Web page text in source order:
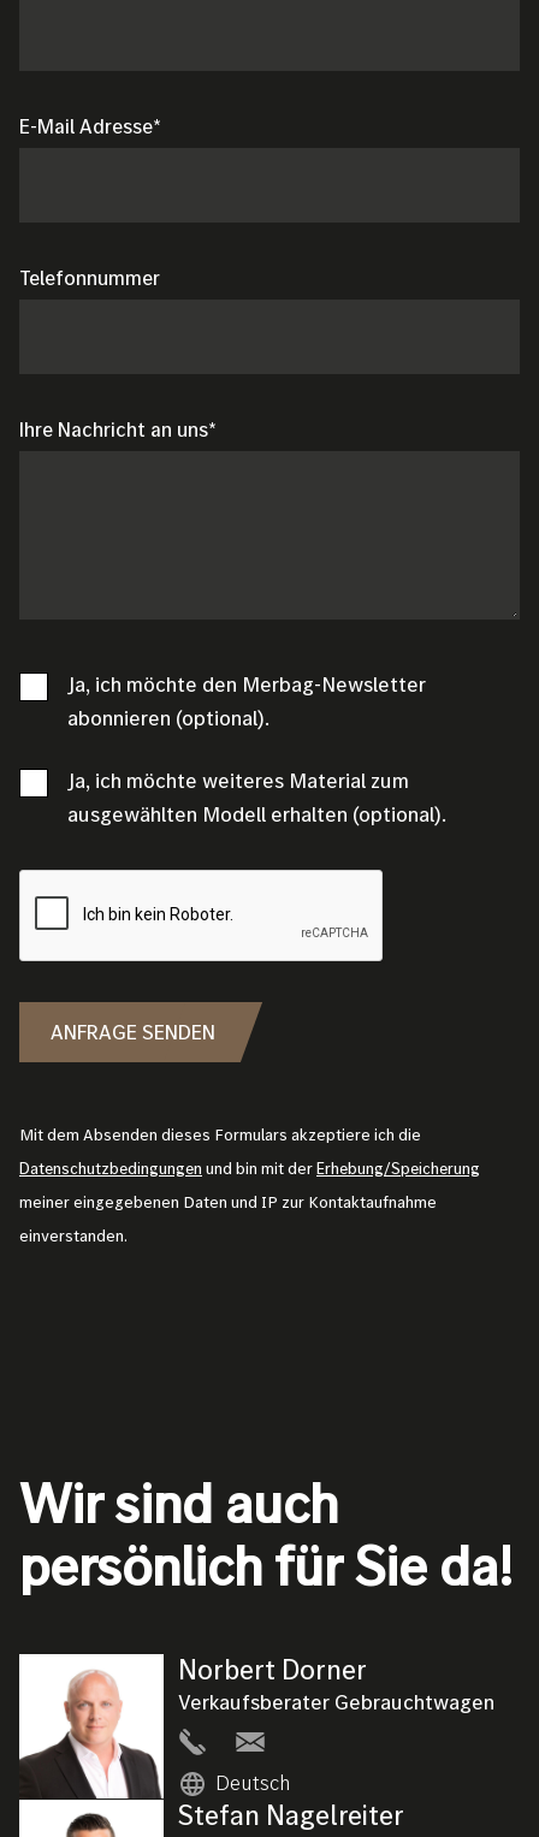
E-Mail Adresse
Telefonnummer
Ihre Nachricht an uns
Ja, ich möchte den Merbag-Newsletter
abonnieren (optional).
Ja, ich möchte weiteres Material zum
ausgewählten Modell erhalten (optional).
ANFRAGE SENDEN
Mit dem Absenden dieses Formulars akzeptiere ich die
Datenschutzbedingungen und bin mit derErhebung/Speicherung
meiner eingegebenen Daten und IP zur Kontaktaufnahme
einverstanden.
Wir sind auch
persönlich für Sie da!
Norbert Dorner
Verkaufsberater Gebrauchtwagen
Deutsch
Stefan Nagelreiter